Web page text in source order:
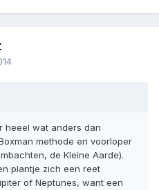
heeel wat anders dan
methode en voorloper
de Kleine Aarde).
plantje zich een reet
of Neptunes, want een